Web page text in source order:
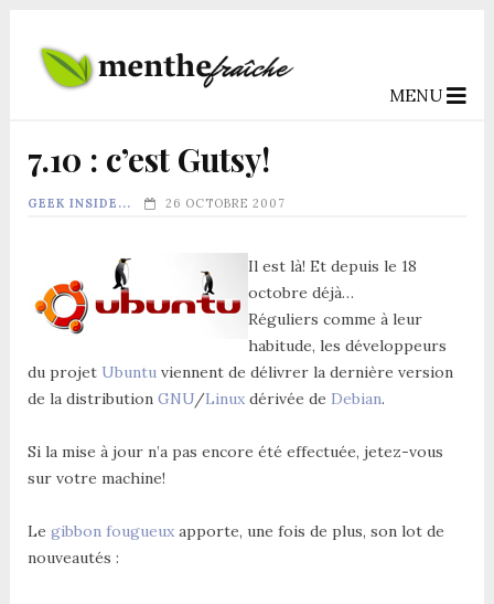
MENU
7.10 : c’est Gutsy!
GEEK INSIDE... 26 OCTOBRE 2007
Il est là! Et depuis le 18
octobre déjà…
Réguliers comme à leur
habitude, les développeurs
du projet Ubuntuviennent de délivrer la dernière version
de la distribution GNU/Linuxdérivée de Debian.
Si la mise à jour n’a pas encore été effectuée, jetez-vous
sur votre machine!
Le gibbon fougueuxapporte, une fois de plus, son lot de
nouveautés :